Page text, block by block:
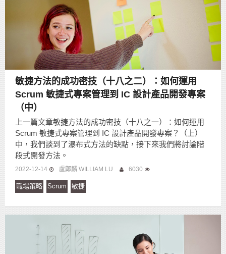
敏捷方法的成功密技（十八之二）：如何運用
Scrum 敏捷式專案管理到 IC 設計產品開發專案
（中）
上一篇文章敏捷方法的成功密技（十八之一）：如何運用
Scrum 敏捷式專案管理到 IC 設計產品開發專案？（上）
中，我們談到了瀑布式方法的缺點，接下來我們將討論階
段式開發方法。
2022-12-14 盧鄭麟 WILLIAM LU 6030
職場策略 Scrum 敏捷